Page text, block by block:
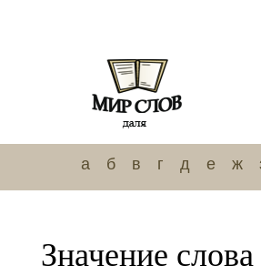
а б в г д е ж
Значение